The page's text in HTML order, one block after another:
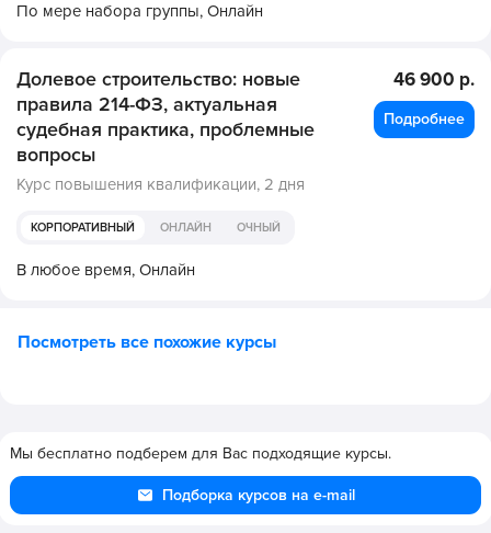
По мере набора группы, Онлайн
Долевое строительство: новые
правила 214-ФЗ, актуальная
судебная практика, проблемные
вопросы
Курс повышения квалификации, 2 дня
КОРПОРАТИВНЫЙ ОНЛАЙН ОЧНЫЙ
В любое время, Онлайн
46 900 р.
Подробнее
Посмотреть все похожие курсы
Мы бесплатно подберем для Вас подходящие курсы.
Подборка курсов на e-mail